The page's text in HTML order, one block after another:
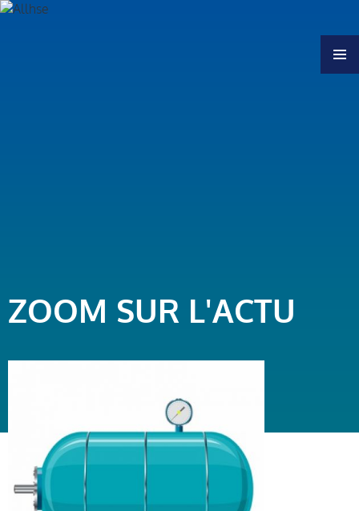
ZOOM SUR L'ACTU